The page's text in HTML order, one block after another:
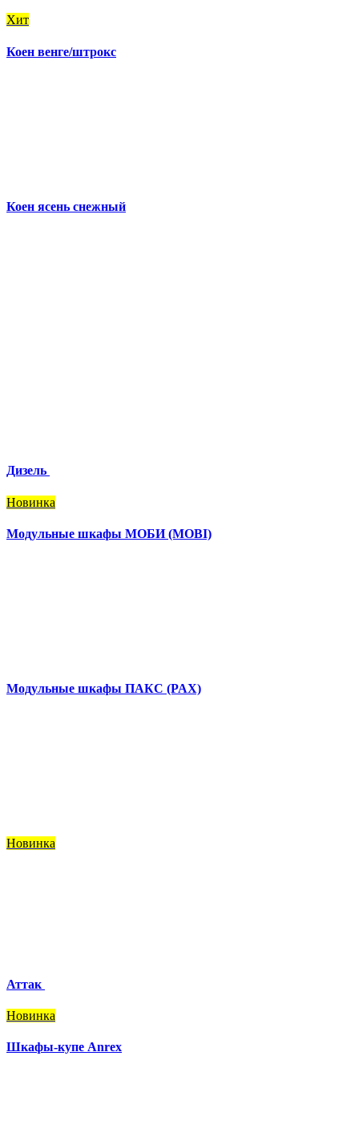
Хит
Коен венге/штрокс
Коен ясень снежный
Дизель
Новинка
Модульные шкафы МОБИ (MOBI)
Модульные шкафы ПАКС (PAX)
Новинка
Аттак
Новинка
Шкафы-купе Anrex